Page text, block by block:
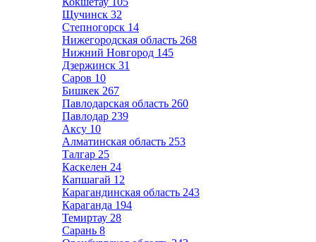
Щучинск 32
Степногорск 14
Нижегородская область 268
Нижний Новгород 145
Дзержинск 31
Саров 10
Бишкек 267
Павлодарская область 260
Павлодар 239
Аксу 10
Алматинская область 253
Талгар 25
Каскелен 24
Капшагай 12
Карагандинская область 243
Караганда 194
Темиртау 28
Сарань 8